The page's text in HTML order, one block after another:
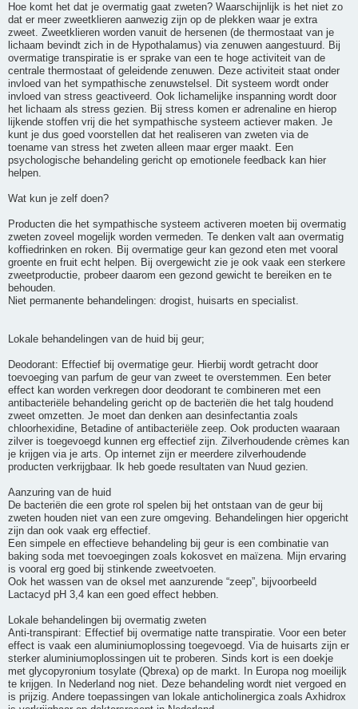
Hoe komt het dat je overmatig gaat zweten? Waarschijnlijk is het niet zo
dat er meer zweetklieren aanwezig zijn op de plekken waar je extra
zweet. Zweetklieren worden vanuit de hersenen (de thermostaat van je
lichaam bevindt zich in de Hypothalamus) via zenuwen aangestuurd. Bij
overmatige transpiratie is er sprake van een te hoge activiteit van de
centrale thermostaat of geleidende zenuwen. Deze activiteit staat onder
invloed van het sympathische zenuwstelsel. Dit systeem wordt onder
invloed van stress geactiveerd. Ook lichamelijke inspanning wordt door
het lichaam als stress gezien. Bij stress komen er adrenaline en hierop
lijkende stoffen vrij die het sympathische systeem actiever maken. Je
kunt je dus goed voorstellen dat het realiseren van zweten via de
toename van stress het zweten alleen maar erger maakt. Een
psychologische behandeling gericht op emotionele feedback kan hier
helpen.
Wat kun je zelf doen?
Producten die het sympathische systeem activeren moeten bij overmatig
zweten zoveel mogelijk worden vermeden. Te denken valt aan overmatig
koffiedrinken en roken. Bij overmatige geur kan gezond eten met vooral
groente en fruit echt helpen. Bij overgewicht zie je ook vaak een sterkere
zweetproductie, probeer daarom een gezond gewicht te bereiken en te
behouden.
Niet permanente behandelingen: drogist, huisarts en specialist.
Lokale behandelingen van de huid bij geur;
Deodorant: Effectief bij overmatige geur. Hierbij wordt getracht door
toevoeging van parfum de geur van zweet te overstemmen. Een beter
effect kan worden verkregen door deodorant te combineren met een
antibacteriële behandeling gericht op de bacteriën die het talg houdend
zweet omzetten. Je moet dan denken aan desinfectantia zoals
chloorhexidine, Betadine of antibacteriële zeep. Ook producten waaraan
zilver is toegevoegd kunnen erg effectief zijn. Zilverhoudende crèmes kan
je krijgen via je arts. Op internet zijn er meerdere zilverhoudende
producten verkrijgbaar. Ik heb goede resultaten van Nuud gezien.
Aanzuring van de huid
De bacteriën die een grote rol spelen bij het ontstaan van de geur bij
zweten houden niet van een zure omgeving. Behandelingen hier opgericht
zijn dan ook vaak erg effectief.
Een simpele en effectieve behandeling bij geur is een combinatie van
baking soda met toevoegingen zoals kokosvet en maïzena. Mijn ervaring
is vooral erg goed bij stinkende zweetvoeten.
Ook het wassen van de oksel met aanzurende “zeep”, bijvoorbeeld
Lactacyd pH 3,4 kan een goed effect hebben.
Lokale behandelingen bij overmatig zweten
Anti-transpirant: Effectief bij overmatige natte transpiratie. Voor een beter
effect is vaak een aluminiumoplossing toegevoegd. Via de huisarts zijn er
sterker aluminiumoplossingen uit te proberen. Sinds kort is een doekje
met glycopyronium tosylate (Qbrexa) op de markt. In Europa nog moeilijk
te krijgen. In Nederland nog niet. Deze behandeling wordt niet vergoed en
is prijzig. Andere toepassingen van lokale anticholinergica zoals Axhidrox